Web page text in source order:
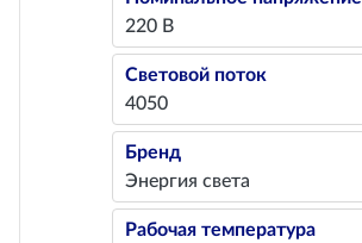
220 В
Световой поток
4050
Бренд
Энергия света
Рабочая температура